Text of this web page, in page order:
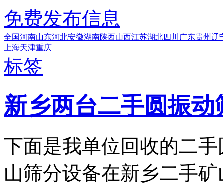
免费发布信息
全国河南山东河北安徽湖南陕西山西江苏湖北四川 广东贵州辽
上海天津重庆
标签
新乡两台二手圆振
下面是我单位回收的二
山筛分设备在新乡二手